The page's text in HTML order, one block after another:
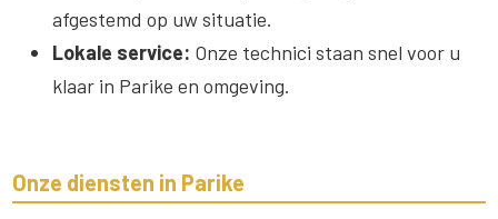
afgestemd op uw situatie.
Lokale service: Onze technici staan snel voor u
klaar in Parike en omgeving.
Onze diensten in Parike